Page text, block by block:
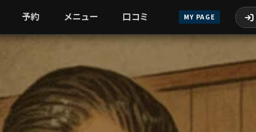
予約 メニュー 口コミ MY PAGE